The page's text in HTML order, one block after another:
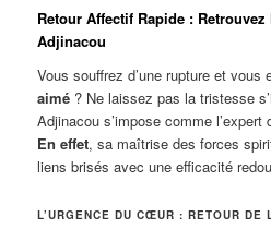
Retour Affectif Rapide :
Adjinacou
Vous souffrez d’une rupture et vous
aimé ? Ne laissez pas la tristesse
Adjinacou s’impose comme l’expert
En effet, sa maîtrise des forces
liens brisés avec une efficacité
L’URGENCE DU CŒUR : RETOUR DE